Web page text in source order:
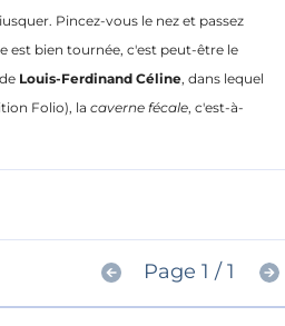
Pincez-vous le nez et passez
est bien tournée, c'est peut-être le
Louis-Ferdinand Céline, dans lequel
Folio), la caverne fécale, c'est-à-
Page 1 / 1